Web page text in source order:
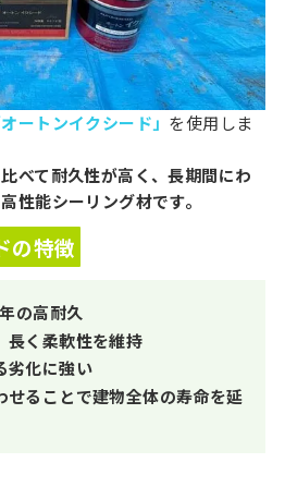
オートンイクシード」 を使用しま
べて耐久性が高く、長期間にわ
性能シーリング材です。
の特徴
の高耐久
長く柔軟性を維持
劣化に強い
せることで建物全体の寿命を延